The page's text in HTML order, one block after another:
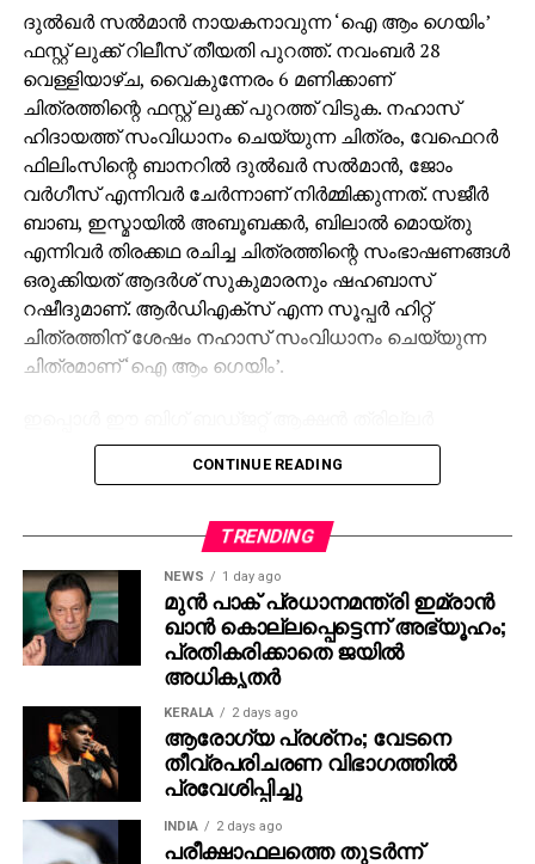
റെസ്റ്ററേഷന്‍ നടപടികളും ഇപ്പോള്‍
അവസാനഘട്ടത്തിലാണ്.
ദുല്‍ഖര്‍ സല്‍മാന്‍ നായകനാവുന്ന ‘ഐ ആം ഗെയിം’
ഫസ്റ്റ് ലുക്ക് റിലീസ് തീയതി പുറത്ത്. നവംബര്‍ 28
വെള്ളിയാഴ്ച, വൈകുന്നേരം 6 മണിക്കാണ്
ചിത്രത്തിന്റെ ഫസ്റ്റ് ലുക്ക് പുറത്ത് വിടുക. നഹാസ്
ഹിദായത്ത് സംവിധാനം ചെയ്യുന്ന ചിത്രം, വേഫെറര്‍
ഫിലിംസിന്റെ ബാനറില്‍ ദുല്‍ഖര്‍ സല്‍മാന്‍, ജോം
വര്‍ഗീസ് എന്നിവര്‍ ചേര്‍ന്നാണ് നിര്‍മ്മിക്കുന്നത്. സജീര്‍
ബാബ, ഇസ്മായില്‍ അബൂബക്കര്‍, ബിലാല്‍ മൊയ്തു
എന്നിവര്‍ തിരക്കഥ രചിച്ച ചിത്രത്തിന്റെ സംഭാഷണങ്ങള്‍
ഒരുക്കിയത് ആദര്‍ശ് സുകുമാരനും ഷഹബാസ്
റഷീദുമാണ്. ആര്‍ഡിഎക്‌സ് എന്ന സൂപ്പര്‍ ഹിറ്റ്
ചിത്രത്തിന് ശേഷം നഹാസ് സംവിധാനം ചെയ്യുന്ന
ചിത്രമാണ് ‘ഐ ആം ഗെയിം’.
ചിത്രത്തിന്റെ ചിത്രീകരണം പുരോഗമിക്കുകയാണ്.
ദുല്‍ഖര്‍ സല്‍മാന്റെ നാല്പതാം ചിത്രമായി ഒരുക്കുന്ന
വര്‍ഗീസ്, തമിഴ് നടനും സംവിധായകനുമായ മിഷ്‌കിന്‍,
കതിര്‍, പാര്‍ത്ഥ് തിവാരി, തമിഴ് നായികാ താരം
സംയുക്ത വിശ്വനാഥന്‍ എന്നിവരും വേഷമിടുന്നുണ്ട്.
കബാലി, കെജിഎഫ് സീരിസ്, കൈതി, വിക്രം, ലിയോ,
സലാര്‍ എന്നീ പാന്‍ ഇന്ത്യന്‍ ചിത്രങ്ങളുടെ സംഘട്ടന
സംവിധാനം നിര്‍വഹിച്ചിട്ടുള്ള അന്‍പറിവ് മാസ്റ്റേഴ്‌സ്
‘ആര്‍ഡിഎക്‌സ്’ എന്ന ചിത്രത്തിന് ശേഷം വീണ്ടും
നഹാസ് ഹിദായത്തുമായി കൈകോര്‍ക്കുന്ന ചിത്രം
കൂടിയാണ് ‘ഐ ആം ഗെയിം’.
ഛായാഗ്രഹണം- ജിംഷി ഖാലിദ്, സംഗീതം- ജേക്‌സ്
ബിജോയ്, എഡിറ്റിംഗ്- ചമന്‍ ചാക്കോ, പ്രൊഡക്ഷന്‍
CONTINUE READING
TRENDING
NEWS 1 day ago
മുന്‍ പാക് പ്രധാനമന്ത്രി ഇമ്രാന്‍
ഖാന്‍ കൊല്ലപ്പെട്ടെന്ന് അഭ്യൂഹം;
പ്രതികരിക്കാതെ ജയില്‍
അധികൃതര്‍
KERALA 2 days ago
ആരോഗ്യ പ്രശ്‌നം; വേടനെ
തീവ്രപരിചരണ വിഭാഗത്തില്‍
പ്രവേശിപ്പിച്ചു
INDIA 2 days ago
പരീക്ഷാഫലത്തെ തുടര്‍ന്ന്